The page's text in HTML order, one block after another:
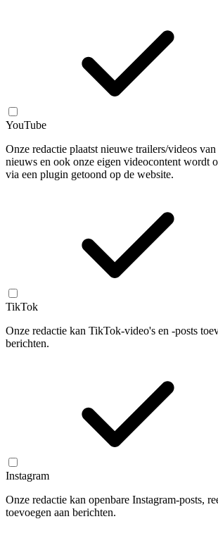
YouTube
Onze redactie plaatst nieuwe trailers/videos van
nieuws en ook onze eigen videocontent wordt
via een plugin getoond op de website.
TikTok
Onze redactie kan TikTok-video's en -posts
berichten.
Instagram
Onze redactie kan openbare Instagram-posts,
toevoegen aan berichten.